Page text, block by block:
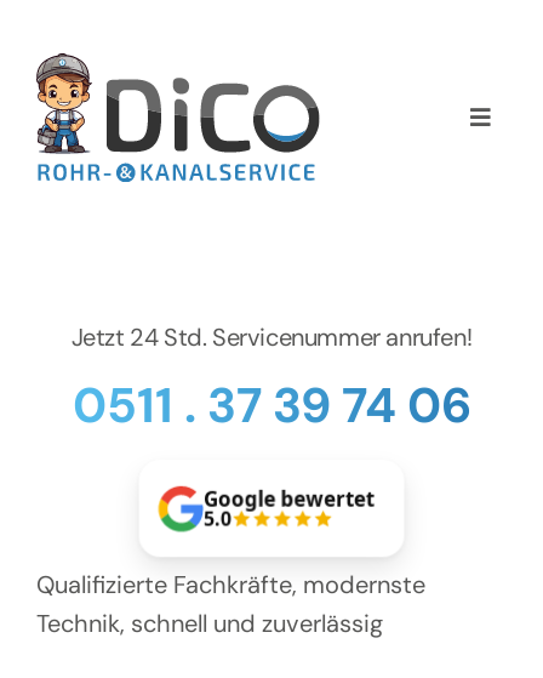
springen
Toggle
Home
Services
Preise
Jetzt 24 Std. Servicenummer anrufen!
0511 . 37 39 74 06
Google bewertet
5.0
Qualifizierte Fachkräfte, modernste
Technik, schnell und zuverlässig